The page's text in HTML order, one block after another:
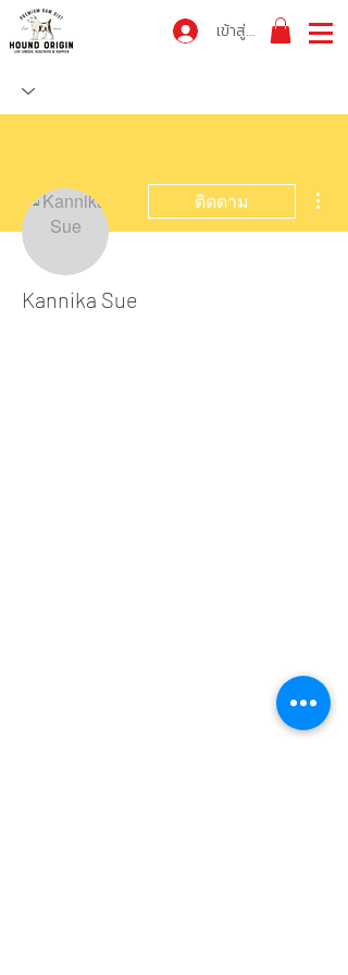
เข้าสู่ระบบ
ติดตาม
Kannika Sue